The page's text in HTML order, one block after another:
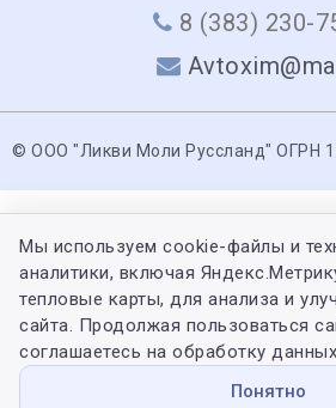
8 (383) 230-
© ООО "Ликви Моли Руссланд" ОГРН
Мы используем cookie-файлы и
аналитики, включая
тепловые карты, для анализа и
сайта. Продолжая пользоваться
соглашаетесь на обработку
Понятно